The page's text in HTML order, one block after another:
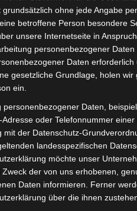
bei dem sie
keine Angaben zur
informiert.
aufgefunden, der zuvor
Das Messer befand sich in
grundsätzlich ohne jede Angabe
betroffene Person besondere
unsere Internetseite in
personenbezogener
Daten
gesetzliche Grundlage, holen
ein.
personenbezogener Daten,
oder Telefonnummer
mit der Datenschutz-
landesspezifischen
möchte unser
der von uns erhobenen,
Daten informieren. Ferner
über die ihnen